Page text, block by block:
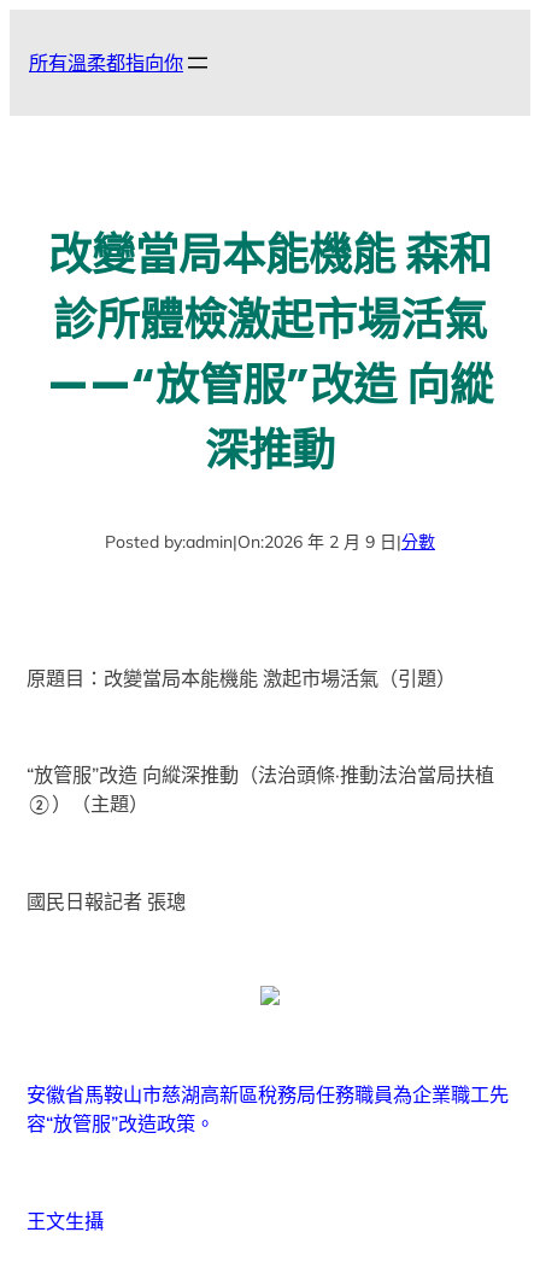
所有溫柔都指向你
改變當局本能機能 森和
診所體檢激起市場活氣
——“放管服”改造 向縱
深推動
Posted by:admin|On:2026 年 2 月 9 日|分數
原題目：改變當局本能機能 激起市場活氣（引題）
“放管服”改造 向縱深推動（法治頭條·推動法治當局扶植
②）（主題）
國民日報記者 張璁
安徽省馬鞍山市慈湖高新區稅務局任務職員為企業職工先
容“放管服”改造政策。
王文生攝